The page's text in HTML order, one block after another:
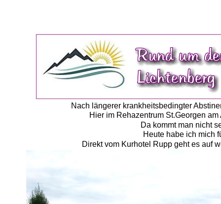
Nach längerer krankheitsbedingter
Hier im Rehazentrum St.Georgen
Da kommt man nicht
Heute habe ich mich
Direkt vom Kurhotel Rupp geht es auf